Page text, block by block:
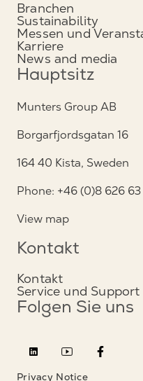
Branchen
Sustainability
Messen und
Karriere
News and media
Hauptsitz
Munters Group AB
Borgarfjordsgatan 16
164 40 Kista, Sweden
Phone: +46 (0)8 626
View map
Kontakt
Kontakt
Service und Support
Folgen Sie uns
Privacy Notice